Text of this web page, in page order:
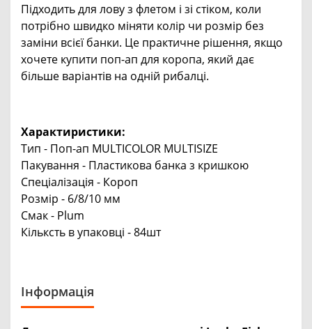
Підходить для лову з флетом і зі стіком, коли
потрібно швидко міняти колір чи розмір без
заміни всієї банки. Це практичне рішення, якщо
хочете купити поп-ап для коропа, який дає
більше варіантів на одній рибалці.
Характиристики:
Тип - Поп-ап MULTICOLOR MULTISIZE
Пакування - Пластикова банка з кришкою
Спеціалізація - Короп
Розмір - 6/8/10 мм
Смак - Plum
Кільксть в упаковці - 84шт
Інформація